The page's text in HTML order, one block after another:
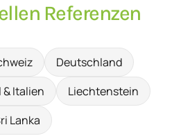
Referenzen
Deutschland
Italien
Liechtenstein
Lanka